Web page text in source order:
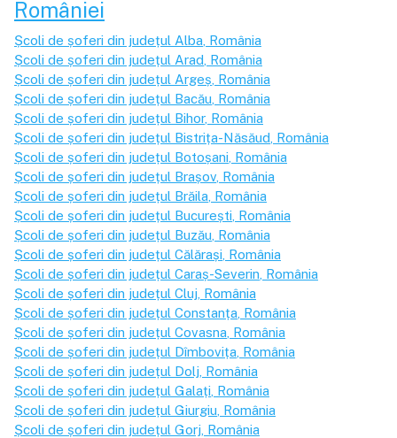
României
Școli de șoferi din județul Alba , România
Școli de șoferi din județul Arad , România
Școli de șoferi din județul Argeș , România
Școli de șoferi din județul Bacău , România
Școli de șoferi din județul Bihor, România
Școli de șoferi din județul Bistrița-Năsăud , România
Școli de șoferi din județul Botoșani , România
Școli de șoferi din județul Brașov , România
Școli de șoferi din județul Brăila , România
Școli de șoferi din județul București , România
Școli de șoferi din județul Buzău , România
Școli de șoferi din județul Călărași , România
Școli de șoferi din județul Caraș-Severin , România
Școli de șoferi din județul Cluj , România
Școli de șoferi din județul Constanța , România
Școli de șoferi din județul Covasna , România
Școli de șoferi din județul Dîmbovița , România
Școli de șoferi din județul Dolj , România
Școli de șoferi din județul Galați , România
Școli de șoferi din județul Giurgiu , România
Școli de șoferi din județul Gorj , România